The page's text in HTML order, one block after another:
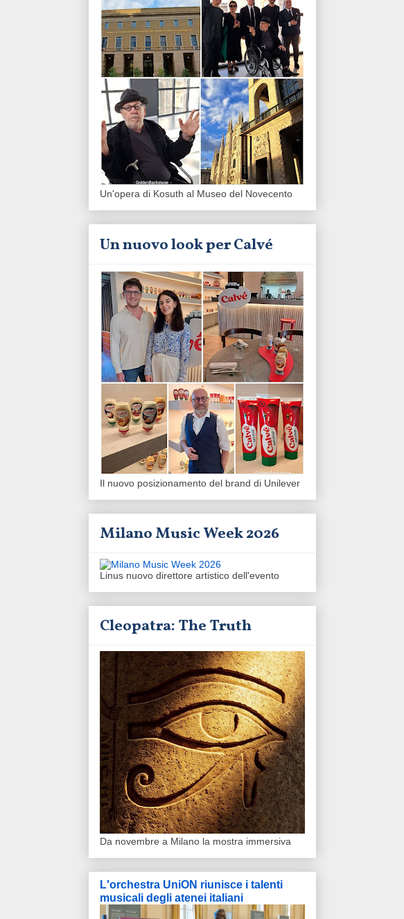
Un'opera di Kosuth al Museo del Novecento
Un nuovo look per Calvé
Il nuovo posizionamento del brand di Unilever
Milano Music Week 2026
Linus nuovo direttore artistico dell'evento
Cleopatra: The Truth
Da novembre a Milano la mostra immersiva
L'orchestra UniON riunisce i talenti
musicali degli atenei italiani